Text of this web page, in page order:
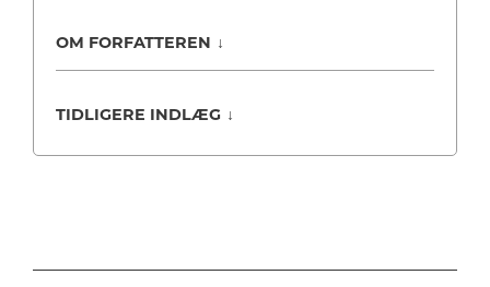
OM FORFATTEREN ↓
TIDLIGERE INDLÆG ↓